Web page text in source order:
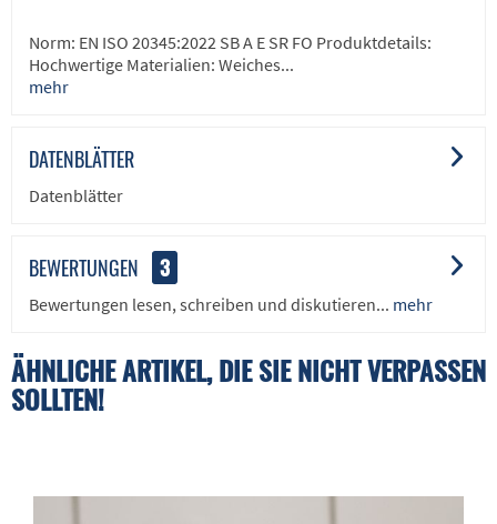
Norm: EN ISO 20345:2022 SB A E SR FO Produktdetails:
Hochwertige Materialien: Weiches...
mehr
DATENBLÄTTER
Datenblätter
BEWERTUNGEN 3
Bewertungen lesen, schreiben und diskutieren... mehr
ÄHNLICHE ARTIKEL, DIE SIE NICHT VERPASSEN
SOLLTEN!